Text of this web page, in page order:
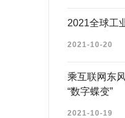
2021全球工
2021-10-20
乘互联网东
“数字蝶变”
2021-10-19